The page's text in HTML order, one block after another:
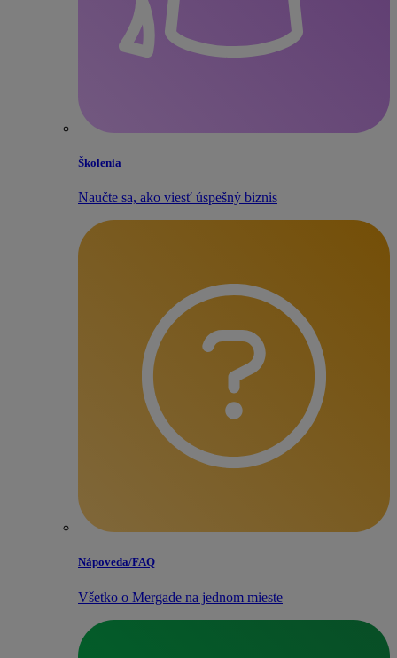
Školenia
Naučte sa, ako viesť úspešný biznis
Nápoveda/​FAQ
Všetko o Mergade na jednom mieste